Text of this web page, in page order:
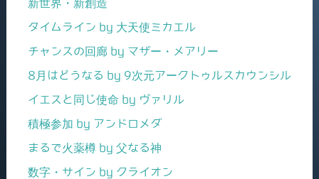
新世界・新創造
タイムライン by 大天使ミカエル
チャンスの回廊 by マザー・メアリー
8月はどうなる by 9次元アークトゥルスカウンシル
イエスと同じ使命 by ヴァリル
積極参加 by アンドロメダ
まるで火薬樽 by 父なる神
数字・サイン by クライオン